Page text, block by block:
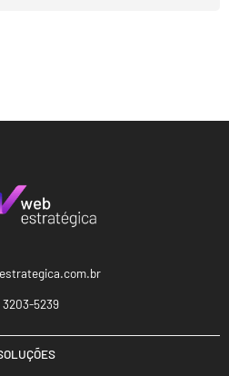
3203-5239